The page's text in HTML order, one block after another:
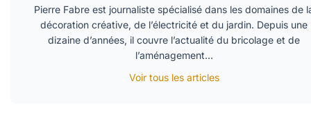
Pierre Fabre est journaliste spécialisé dans les domaines de
décoration créative, de l’électricité et du jardin. Depuis une
dizaine d’années, il couvre l’actualité du bricolage et de
l’aménagement…
Voir tous les articles